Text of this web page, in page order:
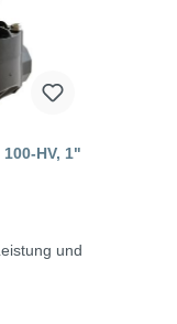
100-HV, 1"
und